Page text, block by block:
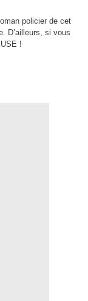
policier de cet
D’ailleurs, si vous
!